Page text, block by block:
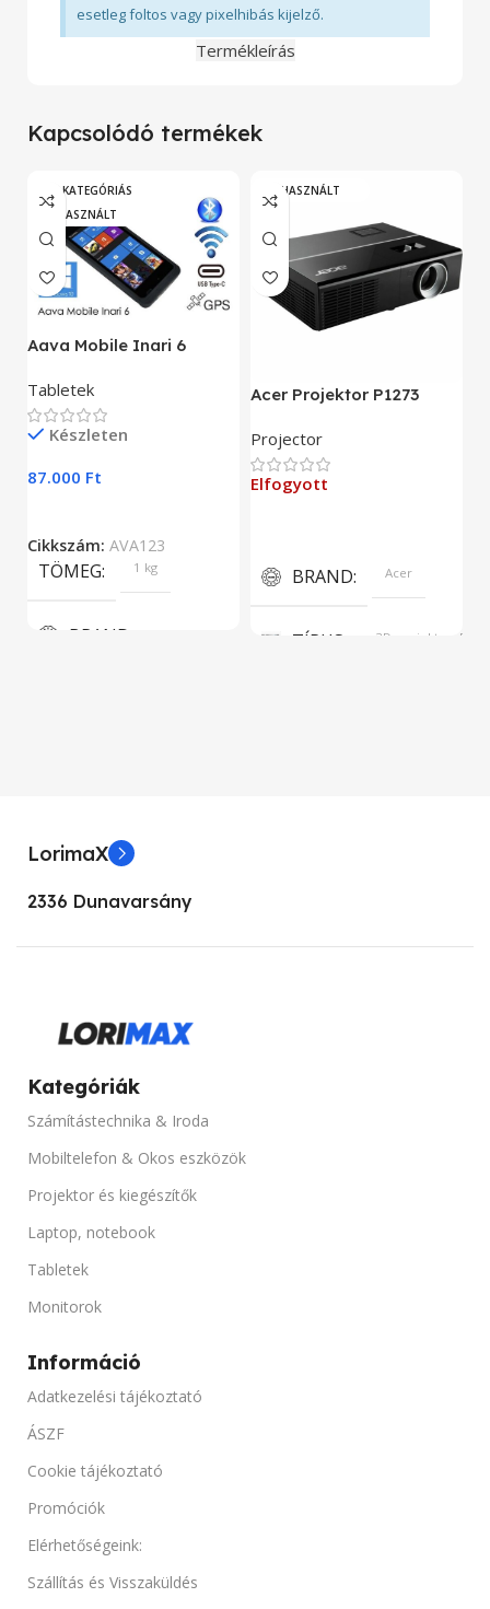
esetleg foltos vagy pixelhibás kijelző.
Termékleírás
Kapcsolódó termékek
„A” KATEGÓRIÁS
HASZNÁLT
Aava Mobile Inari 6
Tabletek
Készleten
87.000 Ft
Cikkszám: AVA123
TÖMEG 1 kg
BRAND
KIJELZŐ TIPUSA
Intel Atom
MEMÓRIA KAPACITÁS
4 GB
TÁRHELY
64 GB SSD
TERMÉK ÁLLAPOT
HASZNÁLT
Acer Projektor P1273
Projector
Elfogyott
BRAND Acer
TÍPUS 3D projektor, DLP
FÉNYERŐ 3000 lumen
LorimaX
2336 Dunavarsány
Kategóriák
Számítástechnika & Iroda
Mobiltelefon & Okos eszközök
Projektor és kiegészítők
Laptop, notebook
Tabletek
Monitorok
Információ
Adatkezelési tájékoztató
ÁSZF
Cookie tájékoztató
Promóciók
Elérhetőségeink:
Szállítás és Visszaküldés